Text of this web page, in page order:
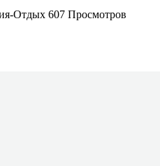
Отдых 607 Просмотров